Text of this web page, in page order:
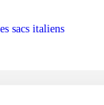
sacs italiens